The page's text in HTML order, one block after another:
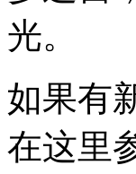
光。
如果有
在这里